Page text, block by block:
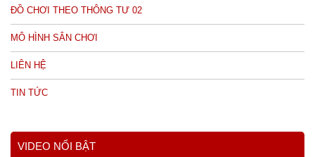
ĐỒ CHƠI THEO THÔNG TƯ 02
MÔ HÌNH SÂN CHƠI
LIÊN HỆ
TIN TỨC
VIDEO NỔI BẬT